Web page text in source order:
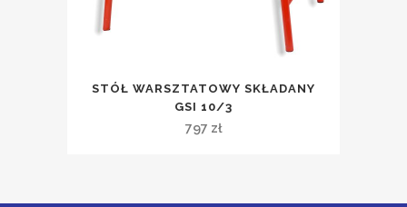
STÓŁ WARSZTATOWY SKŁADANY
GSI 10/3
797 zł